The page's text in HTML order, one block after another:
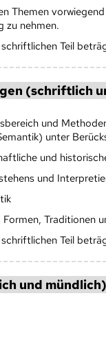
Themen
zu nehmen.
Teil
(schriftlich
und
unter
und
und
Traditionen
Teil
und